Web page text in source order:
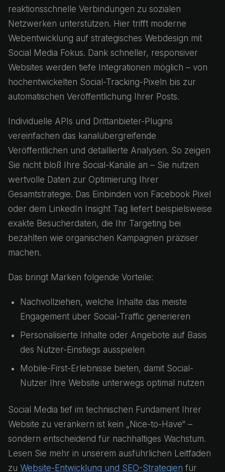
reaktionsschnelle Verbindungen zu sozialen
Netzwerken unterstützen. Hier trifft moderne
Webentwicklung auf strategisches Webdesign mit
Social Media Fokus. Dank schneller, responsiver
Websites werden tiefe Integrationen möglich – von
hochentwickelten Social-Tracking-Pixeln bis zur
automatischen Veröffentlichung Ihrer Posts.
Individuelle APIs und Drittanbieter-Plugins
vereinfachen das kanalübergreifende
Veröffentlichen und detaillierte Analysen. So zeigen
Sie nicht bloß Ihre Social-Kanäle an – Sie nutzen
wertvolle Daten zur Optimierung Ihrer
Gesamtstrategie. Das Einbinden von Facebook Pixel
oder dem LinkedIn Insight Tag liefert beispielsweise
exakte Besucherdaten, die Ihr Targeting bei
bezahlten wie organischen Kampagnen präziser
machen.
Das bringt Marken folgende Vorteile:
Nachvollziehen, welche Inhalte das meiste
Engagement über Social-Traffic generieren
Personalisierte Inhalte oder Angebote auf Basis
des Nutzer-Einstiegs ausspielen
Mobile-First-Erlebnisse bieten, damit Social-
Nutzer Ihre Website unterwegs optimal nutzen
Social Media tief im technischen Fundament Ihrer
Website zu verankern ist kein „Nice-to-Have“ –
sondern entscheidend für nachhaltiges Wachstum.
Lesen Sie mehr in unserem ausführlichen Leitfaden
zu Website-Entwicklung und SEO-Strategien für